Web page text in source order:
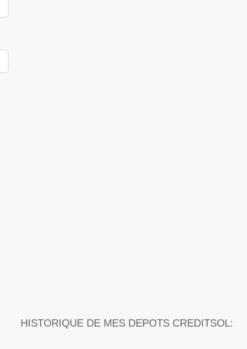
HISTORIQUE DE MES DEPOTS CREDITSOL: